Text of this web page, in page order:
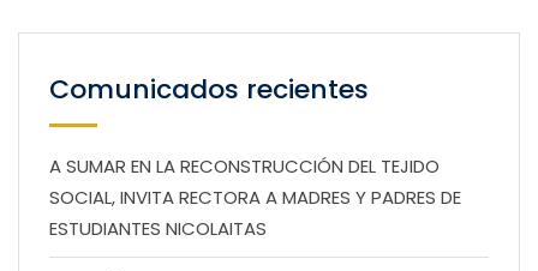
Comunicados recientes
A SUMAR EN LA RECONSTRUCCIÓN DEL TEJIDO
SOCIAL, INVITA RECTORA A MADRES Y PADRES DE
ESTUDIANTES NICOLAITAS